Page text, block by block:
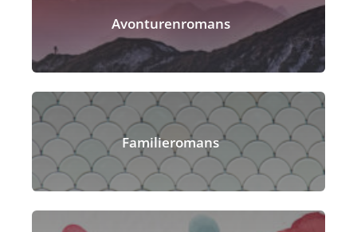
Avonturenromans
Familieromans